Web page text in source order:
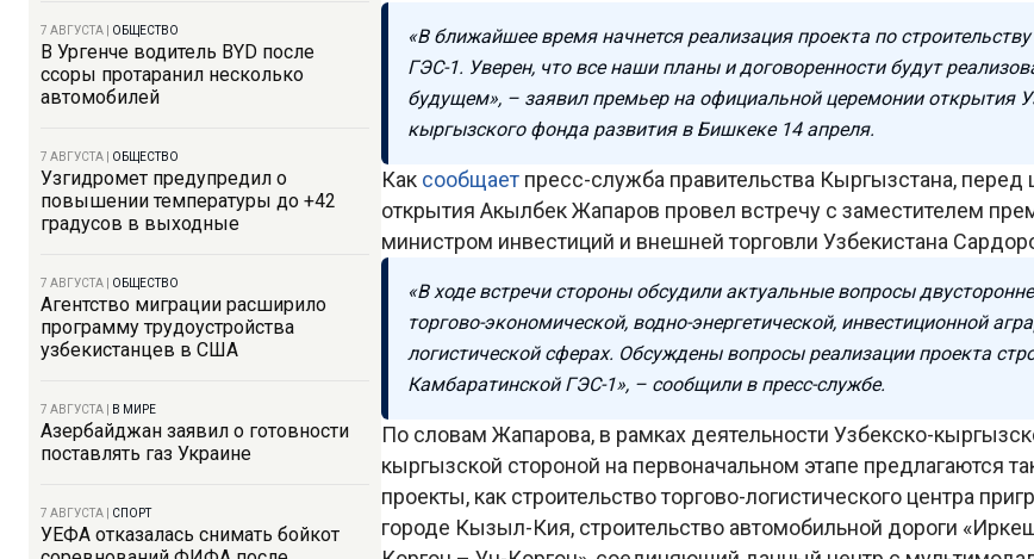
7 АВГУСТА ОБЩЕСТВО
В Ургенче водитель BYD после
ссоры протаранил несколько
автомобилей
7 АВГУСТА ОБЩЕСТВО
Узгидромет предупредил о
повышении температуры до +42
градусов в выходные
7 АВГУСТА ОБЩЕСТВО
Агентство миграции расширило
программу трудоустройства
узбекистанцев в США
7 АВГУСТА В МИРЕ
Азербайджан заявил о готовности
поставлять газ Украине
7 АВГУСТА СПОРТ
УЕФА отказалась снимать бойкот
«В ближайшее время начнется реализация проекта по
ГЭС-1. Уверен, что все наши планы и договоренности будут
будущем», – заявил премьер на официальной церемонии открытия
кыргызского фонда развития в Бишкеке 14 апреля.
Как сообщает пресс-служба правительства Кыргызстана, перед
открытия Акылбек Жапаров провел встречу с заместителем
министром инвестиций и внешней торговли Узбекистана
«В ходе встречи стороны обсудили актуальные вопросы
торгово-экономической, водно-энергетической, инвестиционной
логистической сферах. Обсуждены вопросы реализации проекта
Камбаратинской ГЭС-1», – сообщили в пресс-службе.
По словам Жапарова, в рамках деятельности Узбекско-
кыргызской стороной на первоначальном этапе предлагаются
проекты, как строительство торгово-логистического центра
городе Кызыл-Кия, строительство автомобильной дороги